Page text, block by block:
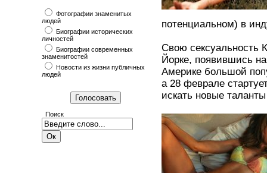
Фотографии знаменитых
людей
Биографии исторических
личностей
Биографии современных
знаменитостей
Новости из жизни публичных
людей
Поиск
потенциальном) в
Свою сексуальность
Йорке, появившись
Америке большой
а 28 феврале
искать новые